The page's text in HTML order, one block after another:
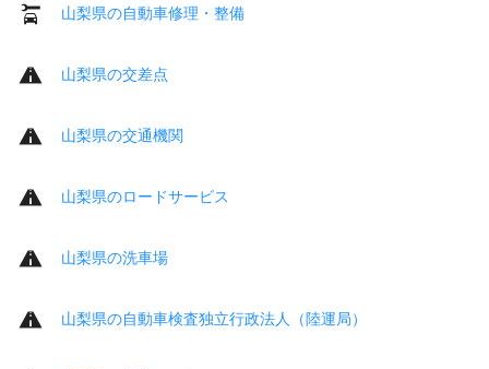
山梨県の自動車修理・整備
山梨県の交差点
山梨県の交通機関
山梨県のロードサービス
山梨県の洗車場
山梨県の自動車検査独立行政法人（陸運局）